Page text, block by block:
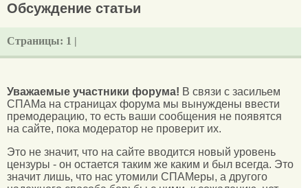
Обсуждение статьи
Страницы: 1 |
Уважаемые участники форума! В связи с засильем
СПАМа на страницах форума мы вынуждены ввести
премодерацию, то есть ваши сообщения не появятся
на сайте, пока модератор не проверит их.
Это не значит, что на сайте вводится новый уровень
цензуры - он остается таким же каким и был всегда. Это
значит лишь, что нас утомили СПАМеры, а другого